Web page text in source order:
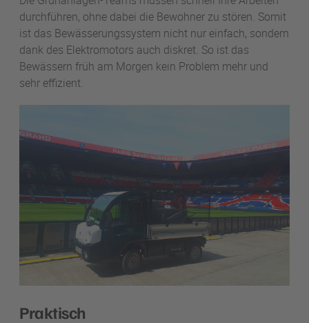
durchführen, ohne dabei die Bewohner zu stören. Somit
ist das Bewässerungssystem nicht nur einfach, sondern
dank des Elektromotors auch diskret. So ist das
Bewässern früh am Morgen kein Problem mehr und
sehr effizient.
Praktisch